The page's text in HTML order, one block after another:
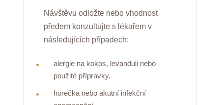
Návštěvu odložte nebo vhodnost
předem konzultujte s lékařem v
následujících případech:
alergie na kokos, levanduli nebo
použité přípravky,
horečka nebo akutní infekční